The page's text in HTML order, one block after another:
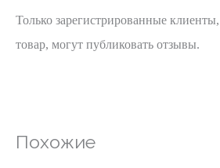
Только зарегистрированные
товар, могут публиковать отзывы.
Похожие